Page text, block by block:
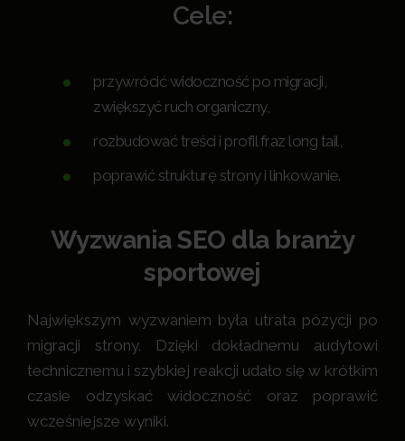
Cele:
przywrócić widoczność po migracji,
zwiększyć ruch organiczny,
rozbudować treści i profil fraz long tail,
poprawić strukturę strony i linkowanie.
Wyzwania SEO dla branży
sportowej
Największym wyzwaniem była utrata pozycji po
migracji strony. Dzięki dokładnemu audytowi
technicznemu i szybkiej reakcji udało się w krótkim
czasie odzyskać widoczność oraz poprawić
wcześniejsze wyniki.